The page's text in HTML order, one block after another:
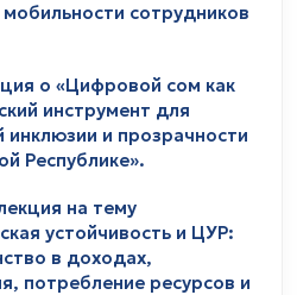
сотрудников
о «Цифровой сом как
инструмент для
инклюзии и прозрачности
Республике».
на тему
устойчивость и ЦУР:
в доходах,
потребление ресурсов и